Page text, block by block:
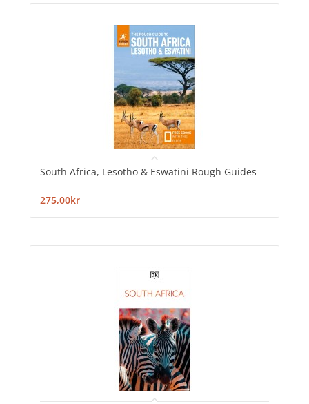
South Africa, Lesotho & Eswatini Rough Guides
275,00kr